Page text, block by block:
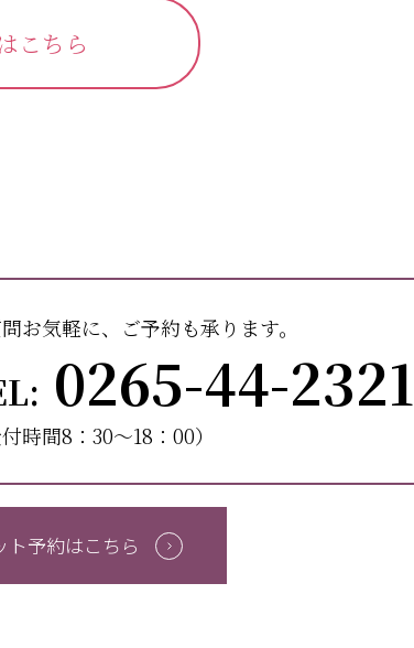
こちら
お気軽に、ご予約も承ります。
0265-44-2321
付時間8：30〜18：00）
ト予約はこちら